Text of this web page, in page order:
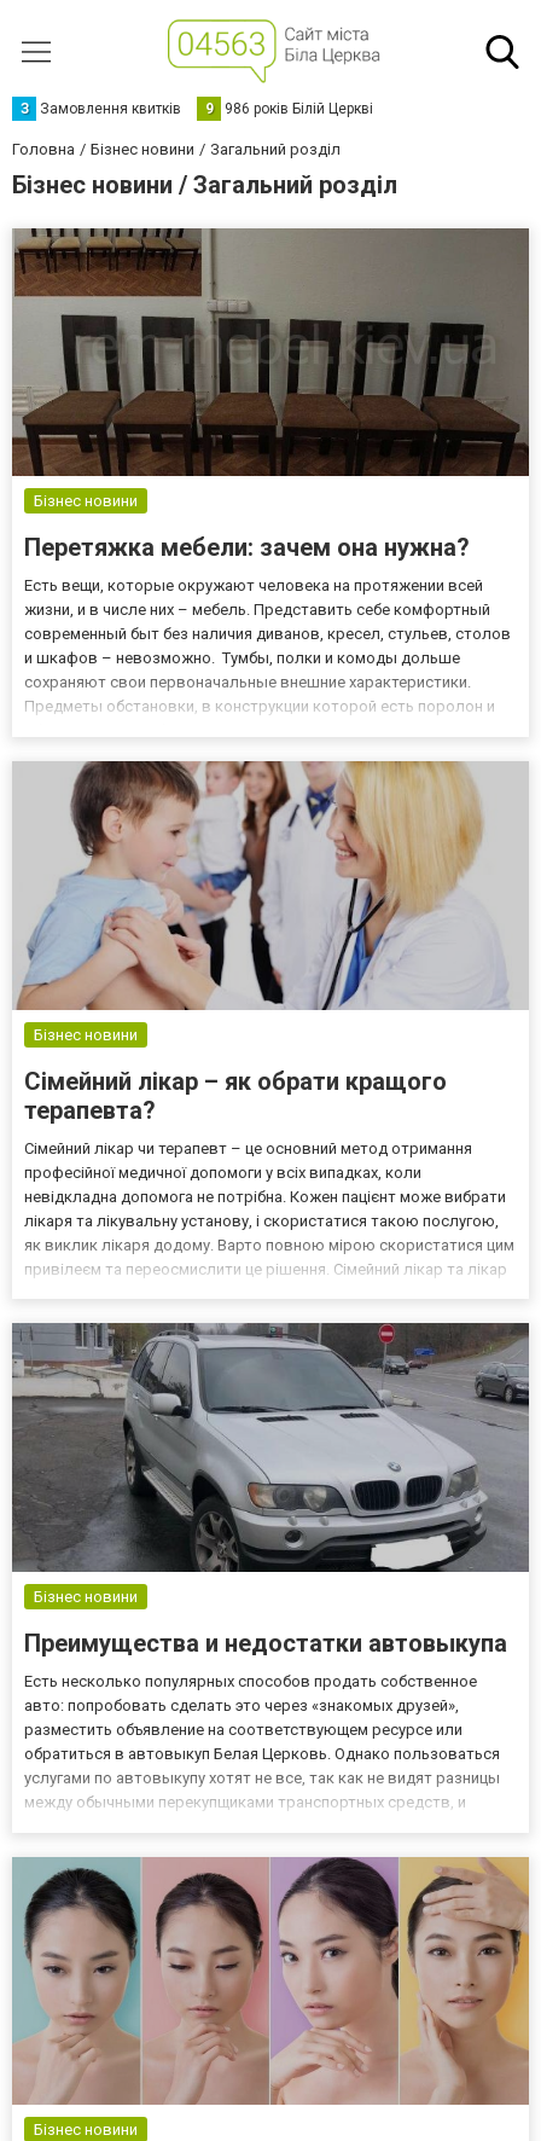
З Замовлення квитків 9 986 років Білій Церкві
Головна Бізнес новини Загальний розділ
Бізнес новини / Загальний розділ
Бізнес новини
Перетяжка мебели: зачем она нужна?
Есть вещи, которые окружают человека на протяжении всей
жизни, и в числе них – мебель. Представить себе комфортный
современный быт без наличия диванов, кресел, стульев, столов
и шкафов – невозможно. Тумбы, полки и комоды дольше
сохраняют свои первоначальные внешние характеристики.
Предметы обстановки, в конструкции которой есть поролон и
мебели...
Бізнес новини
Сімейний лікар – як обрати кращого
терапевта?
Сімейний лікар чи терапевт – це основний метод отримання
професійної медичної допомоги у всіх випадках, коли
невідкладна допомога не потрібна. Кожен пацієнт може вибрати
лікаря та лікувальну установу, і скористатися такою послугою,
як виклик лікаря додому. Варто повною мірою скористатися цим
привілеєм та переосмислити це рішення. Сімейний лікар та лікар
Бізнес новини
Преимущества и недостатки автовыкупа
Есть несколько популярных способов продать собственное
авто: попробовать сделать это через «знакомых друзей»,
разместить объявление на соответствующем ресурсе или
обратиться в автовыкуп Белая Церковь. Однако пользоваться
услугами по автовыкупу хотят не все, так как не видят разницы
между обычными перекупщиками транспортных средств, и
сроки выкупают...
Бізнес новини